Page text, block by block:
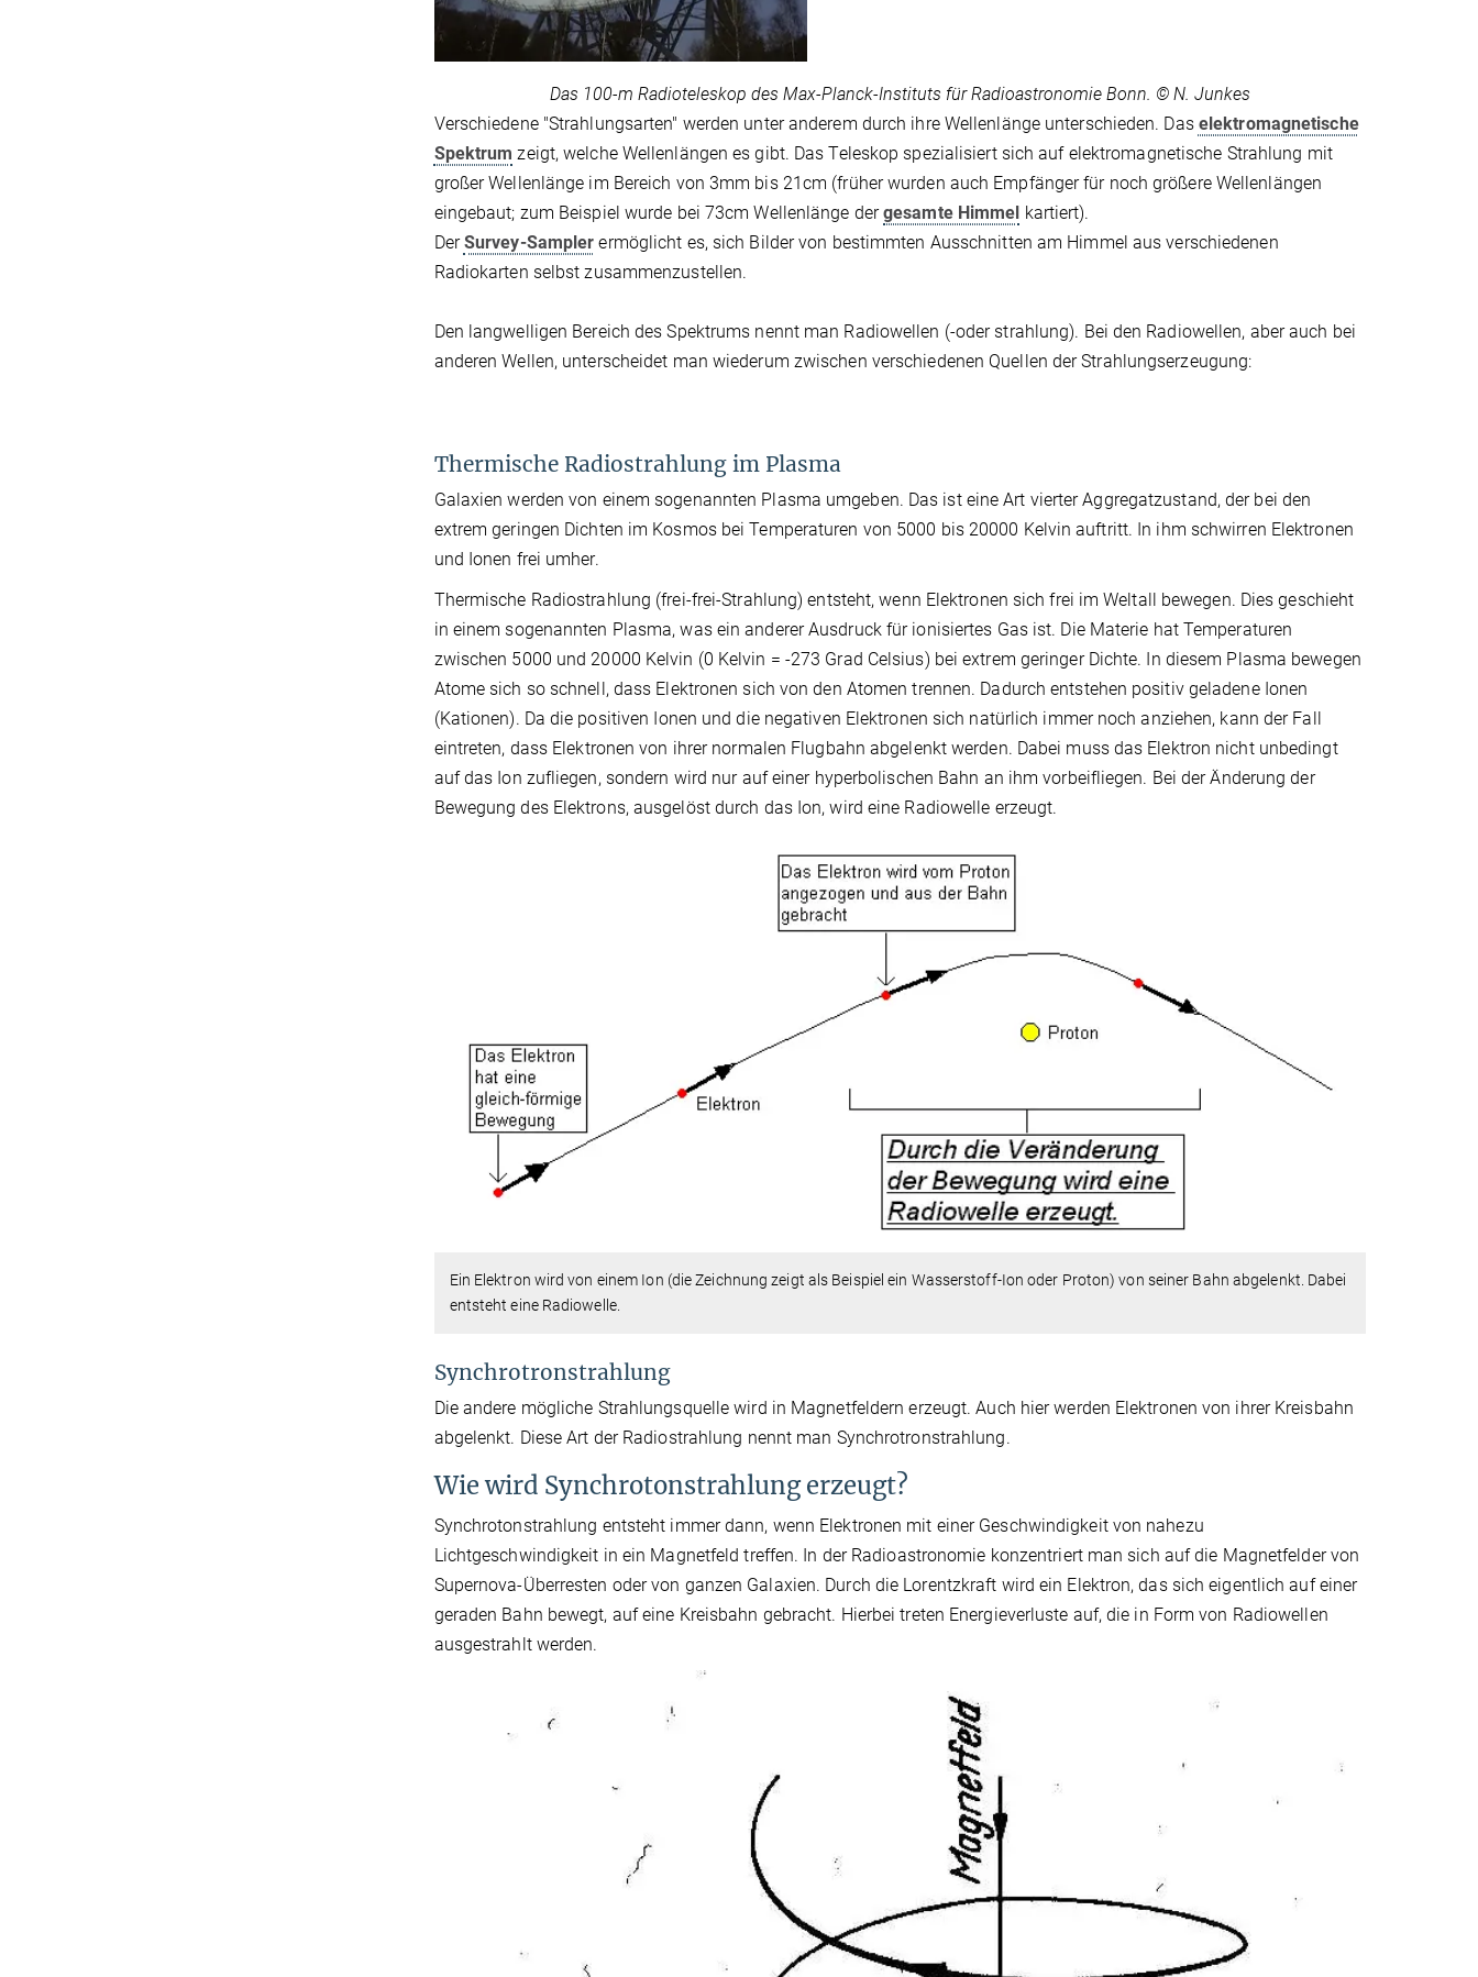
Das 100-m Radioteleskop des Max-Planck-Instituts für Radioastronomie Bonn. © N. Junkes
Verschiedene "Strahlungsarten" werden unter anderem durch ihre Wellenlänge unterschieden. Das elektromagnetische
Spektrum zeigt, welche Wellenlängen es gibt. Das Teleskop spezialisiert sich auf elektromagnetische Strahlung mit
großer Wellenlänge im Bereich von 3mm bis 21cm (früher wurden auch Empfänger für noch größere Wellenlängen
eingebaut; zum Beispiel wurde bei 73cm Wellenlänge dergesamte Himmel kartiert).
DerSurvey-Sampler ermöglicht es, sich Bilder von bestimmten Ausschnitten am Himmel aus verschiedenen
Radiokarten selbst zusammenzustellen.
Den langwelligen Bereich des Spektrums nennt man Radiowellen (-oder strahlung). Bei den Radiowellen, aber auch bei
anderen Wellen, unterscheidet man wiederum zwischen verschiedenen Quellen der Strahlungserzeugung:
Thermische Radiostrahlung im Plasma
Galaxien werden von einem sogenannten Plasma umgeben. Das ist eine Art vierter Aggregatzustand, der bei den
extrem geringen Dichten im Kosmos bei Temperaturen von 5000 bis 20000 Kelvin auftritt. In ihm schwirren Elektronen
und Ionen frei umher.
Thermische Radiostrahlung (frei-frei-Strahlung) entsteht, wenn Elektronen sich frei im Weltall bewegen. Dies geschieht
in einem sogenannten Plasma, was ein anderer Ausdruck für ionisiertes Gas ist. Die Materie hat Temperaturen
zwischen 5000 und 20000 Kelvin (0 Kelvin = -273 Grad Celsius) bei extrem geringer Dichte. In diesem Plasma bewegen
Atome sich so schnell, dass Elektronen sich von den Atomen trennen. Dadurch entstehen positiv geladene Ionen
(Kationen). Da die positiven Ionen und die negativen Elektronen sich natürlich immer noch anziehen, kann der Fall
eintreten, dass Elektronen von ihrer normalen Flugbahn abgelenkt werden. Dabei muss das Elektron nicht unbedingt
auf das Ion zufliegen, sondern wird nur auf einer hyperbolischen Bahn an ihm vorbeifliegen. Bei der Änderung der
Bewegung des Elektrons, ausgelöst durch das Ion, wird eine Radiowelle erzeugt.
Ein Elektron wird von einem Ion (die Zeichnung zeigt als Beispiel ein Wasserstoff-Ion oder Proton) von seiner Bahn abgelenkt. Dabei
entsteht eine Radiowelle.
Synchrotronstrahlung
Die andere mögliche Strahlungsquelle wird in Magnetfeldern erzeugt. Auch hier werden Elektronen von ihrer Kreisbahn
abgelenkt. Diese Art der Radiostrahlung nennt man Synchrotronstrahlung.
Wie wird Synchrotonstrahlung erzeugt?
Synchrotonstrahlung entsteht immer dann, wenn Elektronen mit einer Geschwindigkeit von nahezu
Lichtgeschwindigkeit in ein Magnetfeld treffen. In der Radioastronomie konzentriert man sich auf die Magnetfelder von
Supernova-Überresten oder von ganzen Galaxien. Durch die Lorentzkraft wird ein Elektron, das sich eigentlich auf einer
geraden Bahn bewegt, auf eine Kreisbahn gebracht. Hierbei treten Energieverluste auf, die in Form von Radiowellen
ausgestrahlt werden.